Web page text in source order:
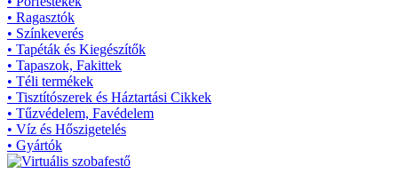
• Ragasztók
• Színkeverés
• Tapéták és Kiegészítők
• Tapaszok, Fakittek
• Téli termékek
• Tisztítószerek és Háztartási Cikkek
• Tűzvédelem, Favédelem
• Víz és Hőszigetelés
• Gyártók